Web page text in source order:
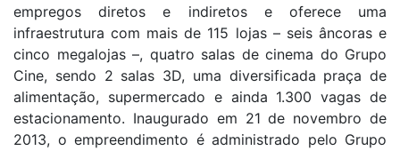
empregos diretos e indiretos e oferece uma
infraestrutura com mais de 115 lojas – seis âncoras e
cinco megalojas –, quatro salas de cinema do Grupo
Cine, sendo 2 salas 3D, uma diversificada praça de
alimentação, supermercado e ainda 1.300 vagas de
estacionamento. Inaugurado em 21 de novembro de
2013, o empreendimento é administrado pelo Grupo